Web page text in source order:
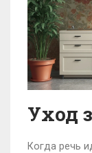
Уход
Когда речь